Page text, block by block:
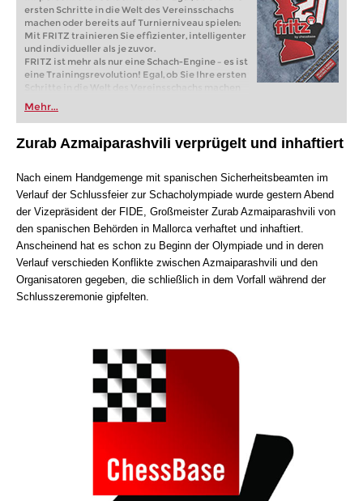
ersten Schritte in die Welt des Vereinsschachs
machen oder bereits auf Turnierniveau spielen:
Mit FRITZ trainieren Sie effizienter, intelligenter
und individueller als je zuvor.
FRITZ ist mehr als nur eine Schach-Engine – es ist
eine Trainingsrevolution! Egal, ob Sie Ihre ersten
Schritte in die Welt des Vereinsschachs machen
oder bereits auf Turnierniveau spielen: Mit
FRITZ trainieren Sie effizienter, intelligenter und
individueller als je zuvor.
Mehr...
Zurab Azmaiparashvili verprügelt und inhaftiert
Nach einem Handgemenge mit spanischen Sicherheitsbeamten im
Verlauf der Schlussfeier zur Schacholympiade wurde gestern Abend
der Vizepräsident der FIDE, Großmeister Zurab Azmaiparashvili von
den spanischen Behörden in Mallorca verhaftet und inhaftiert.
Anscheinend hat es schon zu Beginn der Olympiade und in deren
Verlauf verschieden Konflikte zwischen Azmaiparashvili und den
Organisatoren gegeben, die schließlich in dem Vorfall während der
Schlusszeremonie gipfelten.